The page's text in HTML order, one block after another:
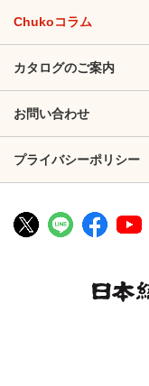
Chukoコラム
カタログのご案内
お問い合わせ
プライバシーポリシー